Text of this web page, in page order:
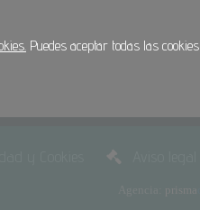
prisma
Puedes aceptar todas las cookies